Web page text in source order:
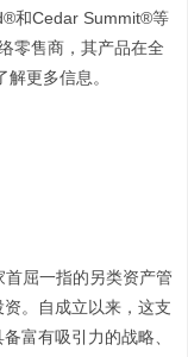
和Cedar Summit®等
零售商，其产品在全
解更多信息。
屈一指的另类资产管
。自成立以来，这支
富有吸引力的战略、